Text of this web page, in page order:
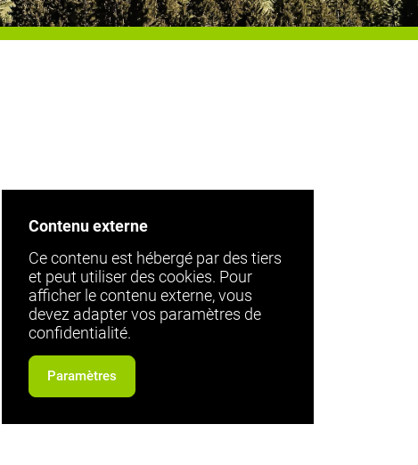
Contenu externe
Ce contenu est hébergé par des tiers
et peut utiliser des cookies. Pour
afficher le contenu externe, vous
devez adapter vos paramètres de
confidentialité.
Paramètres